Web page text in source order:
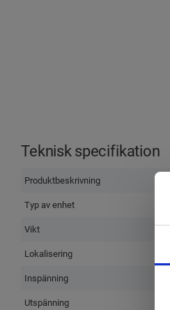
Teknisk specifikation
Produktbeskrivning
Typ av enhet
Vikt
Lokalisering
Inspänning
Utspänning